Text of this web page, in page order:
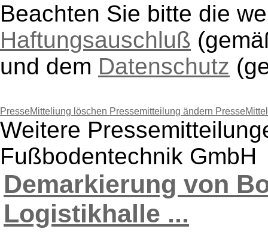
Beachten Sie bitte die
Haftungsauschluß
und dem Datenschutz
PresseMitteliung löschen Pressemitteilung ändern
Weitere
Fußbodentechnik GmbH
Demarkierung von
Logistikhalle ...